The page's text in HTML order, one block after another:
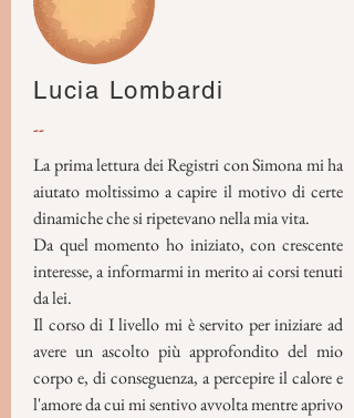
Lucia Lombardi
--
La prima lettura dei Registri con Simona mi ha
aiutato moltissimo a capire il motivo di certe
dinamiche che si ripetevano nella mia vita.
Da quel momento ho iniziato, con crescente
interesse, a informarmi in merito ai corsi tenuti
da lei.
Il corso di I livello mi è servito per iniziare ad
avere un ascolto più approfondito del mio
corpo e, di conseguenza, a percepire il calore e
l'amore da cui mi sentivo avvolta mentre aprivo